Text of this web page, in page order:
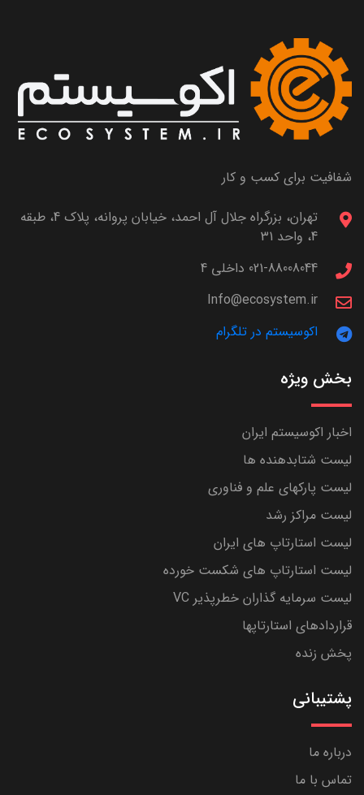
شفافیت برای کسب و کار
تهران، بزرگراه جلال آل احمد، خیابان پروانه، پلاک 4، طبقه
4، واحد 31
021-88008044 داخلی 4
Info@ecosystem.ir
اکوسیستم در تلگرام
بخش ویژه
اخبار اکوسیستم ایران
لیست شتابدهنده ها
لیست پارکهای علم و فناوری
لیست مراکز رشد
لیست استارتاپ های ایران
لیست استارتاپ های شکست خورده
لیست سرمایه گذاران خطرپذیر VC
قراردادهای استارتاپها
پخش زنده
پشتیبانی
درباره ما
تماس با ما